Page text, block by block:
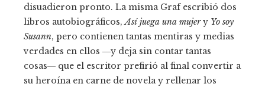
disuadieron pronto. La misma Graf escribió dos
libros autobiográficos,Así juega una mujery Yo soy
Susann, pero contienen tantas mentiras y medias
verdades en ellos ―y deja sin contar tantas
cosas― que el escritor prefirió al final convertir a
su heroína en carne de novela y rellenar los